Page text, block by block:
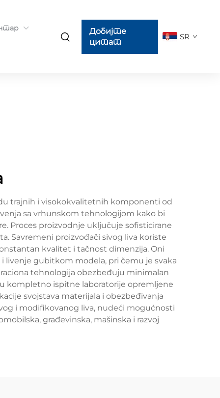
Добијте
цитат
SR
trajnih i visokokvalitetnih komponenti od
sa vrhunskom tehnologijom kako bi
Proces proizvodnje uključuje sofisticirane
Savremeni proizvođači sivog liva koriste
kvalitet i tačnost dimenzija. Oni
livenje gubitkom modela, pri čemu je svaka
tehnologija obezbeđuju minimalan
kompletno ispitne laboratorije opremljene
svojstava materijala i obezbeđivanja
i modifikovanog liva, nudeći mogućnosti
građevinska, mašinska i razvoj